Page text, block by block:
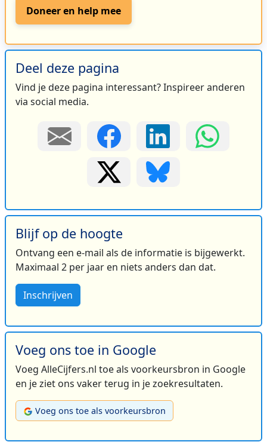
Doneer en help mee
Deel deze pagina
Vind je deze pagina interessant? Inspireer anderen
via social media.
Blijf op de hoogte
Ontvang een e-mail als de informatie is bijgewerkt.
Maximaal 2 per jaar en niets anders dan dat.
Inschrijven
Voeg ons toe in Google
Voeg AlleCijfers.nl toe als voorkeursbron in Google
en je ziet ons vaker terug in je zoekresultaten.
Voeg ons toe als voorkeursbron